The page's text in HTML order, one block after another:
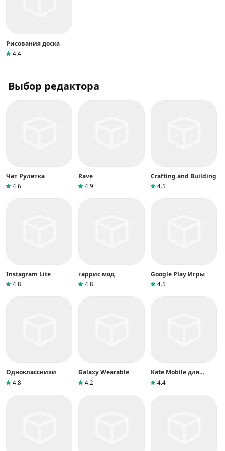
Рисования доска
4.4
Выбор редактора
Чат Рулетка
4.6
Rave
4.9
Crafting and Building
4.5
Instagram Lite
4.8
гаррис мод
4.8
Google Play Игры
4.5
Одноклассники
4.8
Galaxy Wearable
4.2
Kate Mobile для
ВКонтакте
4.4